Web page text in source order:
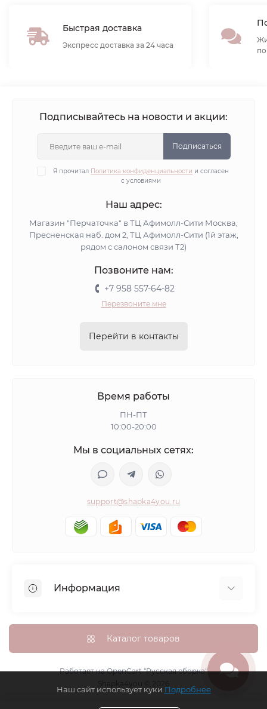
Быстрая доставка
Экспресс доставка за 24 часа
Подписывайтесь на новости и акции:
Подписаться
Я прочитал Политика конфиденциальности и согласен
с условиями
Наш адрес:
Магазин "Перчаточка" в ТЦ Афимолл-Сити Москва,
Пресненская наб. дом 2, ТЦ Афимолл-Сити (1й этаж,
рядом с салоном связи Т2)
Позвоните нам:
+7 958 557-64-82
Перезвоните мне
Перейти в контакты
Время работы
ПН-ПТ
10:00-20:00
Мы в социальных сетях:
support@shapka4you.ru
Информация
Доставка, оплата и бонусные баллы
Гарантия возврата
Политика конфиденциальности
Контакты
Каталог товаров
Работает наOpenCart "Русская сборка"
Наш сайт использует куки Подробнее